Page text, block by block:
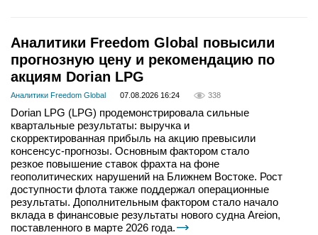
Аналитики Freedom Global повысили
прогнозную цену и рекомендацию по
акциям Dorian LPG
Аналитики Freedom Global 07.08.2026 16:24 338
Dorian LPG (LPG) продемонстрировала сильные
квартальные результаты: выручка и
скорректированная прибыль на акцию превысили
консенсус-прогнозы. Основным фактором стало
резкое повышение ставок фрахта на фоне
геополитических нарушений на Ближнем Востоке. Рост
доступности флота также поддержал операционные
результаты. Дополнительным фактором стало начало
вклада в финансовые результаты нового судна Areion,
поставленного в марте 2026 года.